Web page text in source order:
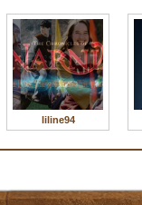
liline94